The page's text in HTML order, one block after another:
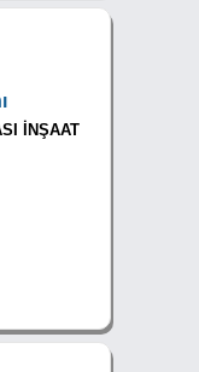
İNŞAAT